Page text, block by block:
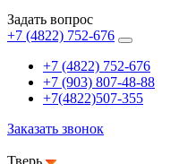
Задать вопрос
+7 (4822) 752-676
+7 (4822) 752-676
+7 (903) 807-48-88
+7(4822)507-355
Заказать звонок
Тверь